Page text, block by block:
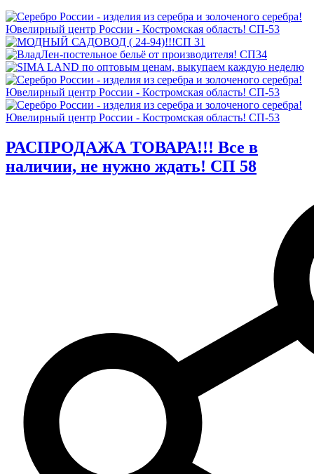
РАСПРОДАЖА ТОВАРА!!! Все в
наличии, не нужно ждать! СП 58